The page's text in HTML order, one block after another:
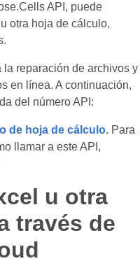
API, puede
otra hoja de cálculo,
la reparación de archivos y
en línea. A continuación,
del número API:
de hoja de cálculo. Para
llamar a este API,
u otra
través de